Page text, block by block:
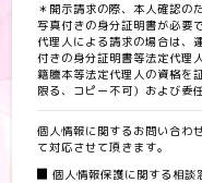
＊開示請求の際、本人確認の
写真付きの身分証明書が必要で
代理人による請求の場合は、
付きの身分証明書等法定代理
籍謄本等法定代理人の資格を
限る、コピー不可）および委
個人情報に関するお問い合わ
て対応させて頂きます。
個人情報保護に関する相談